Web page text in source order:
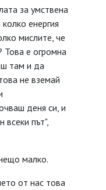
за умствена
енергия
мислите, че
Това е огромна
там и да
не вземай
деня си, и
всеки път",
малко.
от нас това